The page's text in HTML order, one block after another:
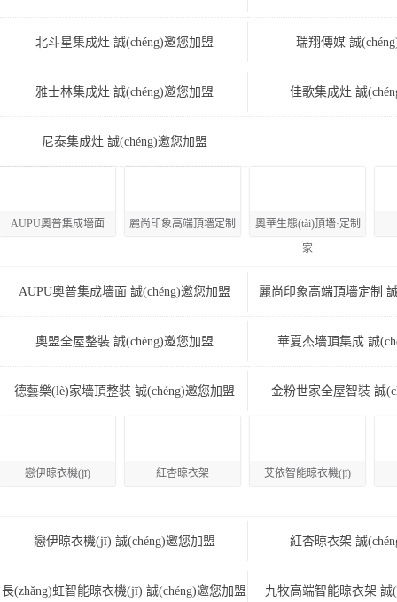
北斗星集成灶 誠(chéng)邀您加盟 瑞翔傳媒 誠
雅士林集成灶 誠(chéng)邀您加盟 佳歌集成灶 誠
尼泰集成灶 誠(chéng)邀您加盟
AUPU奧普集成墻面 麗尚印象高端頂墻定制
奧華生態(tài)頂墻·定制
家
AUPU奧普集成墻面 誠(chéng)邀您加盟 麗尚印象高端頂墻定制
奧盟全屋整裝 誠(chéng)邀您加盟 華夏杰墻頂集成 誠
德藝樂(lè)家墻頂整裝 誠(chéng)邀您加盟 金粉世家全屋智裝 誠
戀伊晾衣機(jī) 紅杏晾衣架 艾依智能晾衣機(jī)
戀伊晾衣機(jī) 誠(chéng)邀您加盟 紅杏晾衣架 誠
長(zhǎng)虹智能晾衣機(jī) 誠(chéng)邀您加盟 九牧高端智能晾衣架 誠